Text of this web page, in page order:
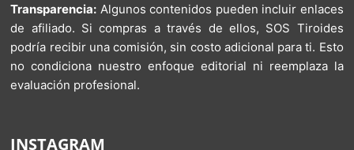
Transparencia: Algunos contenidos pueden incluir enlaces
de afiliado. Si compras a través de ellos, SOS Tiroides
podría recibir una comisión, sin costo adicional para ti. Esto
no condiciona nuestro enfoque editorial ni reemplaza la
evaluación profesional.
INSTAGRAM